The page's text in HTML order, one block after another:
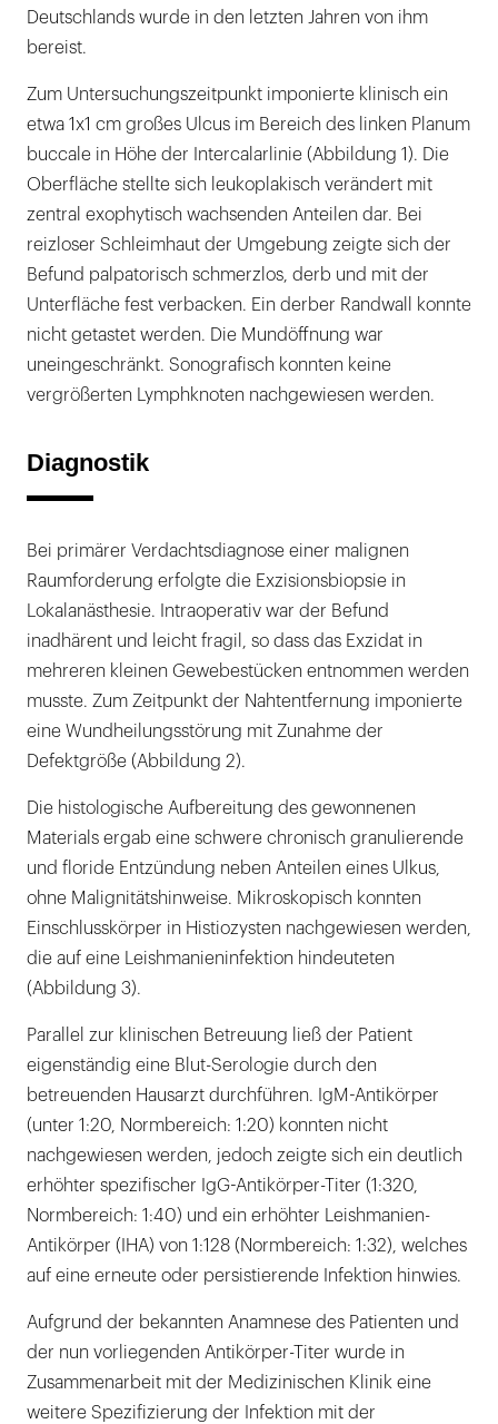
Deutschlands wurde in den letzten Jahren von ihm
bereist.
Zum Untersuchungszeitpunkt imponierte klinisch ein
etwa 1x1 cm großes Ulcus im Bereich des linken Planum
buccale in Höhe der Intercalarlinie (Abbildung 1). Die
Oberfläche stellte sich leukoplakisch verändert mit
zentral exophytisch wachsenden Anteilen dar. Bei
reizloser Schleimhaut der Umgebung zeigte sich der
Befund palpatorisch schmerzlos, derb und mit der
Unterfläche fest verbacken. Ein derber Randwall konnte
nicht getastet werden. Die Mundöffnung war
uneingeschränkt. Sonografisch konnten keine
vergrößerten Lymphknoten nachgewiesen werden.
Diagnostik
Bei primärer Verdachtsdiagnose einer malignen
Raumforderung erfolgte die Exzisionsbiopsie in
Lokalanästhesie. Intraoperativ war der Befund
inadhärent und leicht fragil, so dass das Exzidat in
mehreren kleinen Gewebestücken entnommen werden
musste. Zum Zeitpunkt der Nahtentfernung imponierte
eine Wundheilungsstörung mit Zunahme der
Defektgröße (Abbildung 2).
Die histologische Aufbereitung des gewonnenen
Materials ergab eine schwere chronisch granulierende
und floride Entzündung neben Anteilen eines Ulkus,
ohne Malignitätshinweise. Mikroskopisch konnten
Einschlusskörper in Histiozysten nachgewiesen werden,
die auf eine Leishmanieninfektion hindeuteten
(Abbildung 3).
Parallel zur klinischen Betreuung ließ der Patient
eigenständig eine Blut-Serologie durch den
betreuenden Hausarzt durchführen. IgM-Antikörper
(unter 1:20, Normbereich: 1:20) konnten nicht
nachgewiesen werden, jedoch zeigte sich ein deutlich
erhöhter spezifischer IgG-Antikörper-Titer (1:320,
Normbereich: 1:40) und ein erhöhter Leishmanien-
Antikörper (IHA) von 1:128 (Normbereich: 1:32), welches
auf eine erneute oder persistierende Infektion hinwies.
Aufgrund der bekannten Anamnese des Patienten und
der nun vorliegenden Antikörper-Titer wurde in
Zusammenarbeit mit der Medizinischen Klinik eine
weitere Spezifizierung der Infektion mit der